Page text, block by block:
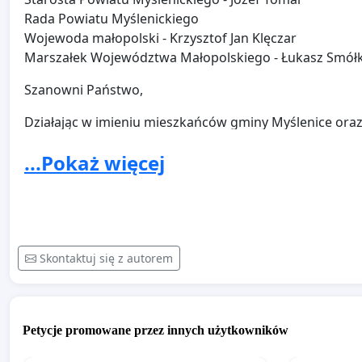
Rada Powiatu Myślenickiego
Wojewoda małopolski - Krzysztof Jan Klęczar
Marszałek Województwa Małopolskiego - Łukasz
Szanowni Państwo,
Działając w imieniu mieszkańców gminy Myślenice
Zwracamy się z prośbą o podjęcie zdecydowanych
zmieniającego funkcję terenów, na których
tereny leśne.Uniemożliwienie dalszego
funkcję leśną. Lasy odgrywają kluczową rolę w
...Pokaż więcej
Skontaktuj się z autorem
Petycje promowane przez innych użytkowników